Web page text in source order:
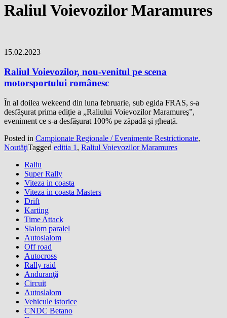
Raliul Voievozilor Maramures
15.02.2023
Raliul Voievozilor, nou-venitul pe scena
motorsportului românesc
În al doilea wekeend din luna februarie, sub egida FRAS, s-a
desfășurat prima ediție a „Raliului Voievozilor Maramureş”,
eveniment ce s-a desfăşurat 100% pe zăpadă şi gheaţă.
Posted in Campionate Regionale / Evenimente Restrictionate,
NoutăţiTagged editia 1 , Raliul Voievozilor Maramures
Raliu
Super Rally
Viteza in coasta
Viteza in coasta Masters
Drift
Karting
Time Attack
Slalom paralel
Autoslalom
Off road
Autocross
Rally raid
Anduranţă
Circuit
Autoslalom
Vehicule istorice
CNDC Betano